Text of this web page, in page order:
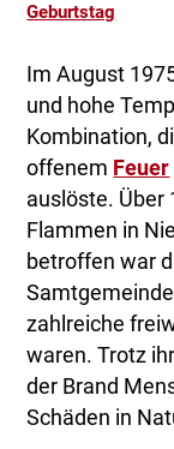
Geburtstag
Im August
und hohe
Kombination,
offenem Feuer
auslöste. Über
Flammen in
betroffen war
zahlreiche
waren. Trotz
der Brand
Schäden in